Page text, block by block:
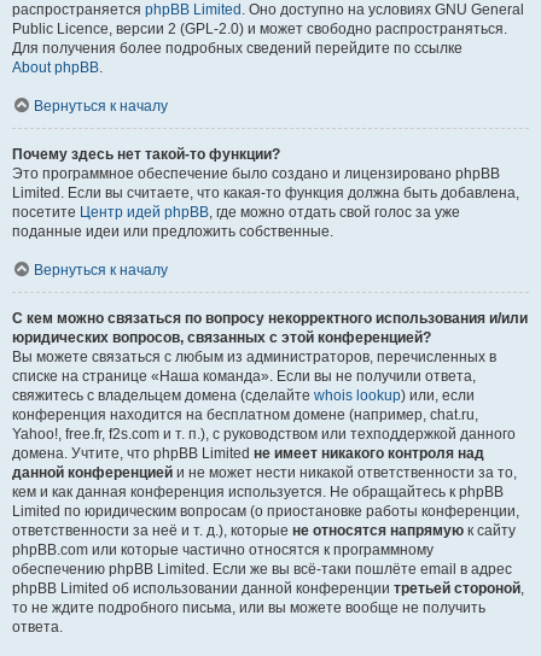
распространяется phpBB Limited . Оно доступно на условиях GNU General
Public Licence, версии 2 (GPL-2.0) и может свободно распространяться.
Для получения более подробных сведений перейдите по ссылке
About phpBB.
Вернуться к началу
Почему здесь нет такой-то функции?
Это программное обеспечение было создано и лицензировано phpBB
Limited. Если вы считаете, что какая-то функция должна быть добавлена,
посетите Центр идей phpBB, где можно отдать свой голос за уже
поданные идеи или предложить собственные.
Вернуться к началу
С кем можно связаться по вопросу некорректного использования и/или
юридических вопросов, связанных с этой конференцией?
Вы можете связаться с любым из администраторов, перечисленных в
списке на странице «Наша команда». Если вы не получили ответа,
свяжитесь с владельцем домена (сделайте whois lookup) или, если
конференция находится на бесплатном домене (например, chat.ru,
Yahoo!, free.fr, f2s.com и т. п.), с руководством или техподдержкой данного
домена. Учтите, что phpBB Limited не имеет никакого контроля над
данной конференцией и не может нести никакой ответственности за то,
кем и как данная конференция используется. Не обращайтесь к phpBB
Limited по юридическим вопросам (о приостановке работы конференции,
ответственности за неё и т. д.), которые не относятся напрямую к сайту
phpBB.com или которые частично относятся к программному
обеспечению phpBB Limited. Если же вы всё-таки пошлёте email в адрес
phpBB Limited об использовании данной конференции третьей стороной,
то не ждите подробного письма, или вы можете вообще не получить
ответа.